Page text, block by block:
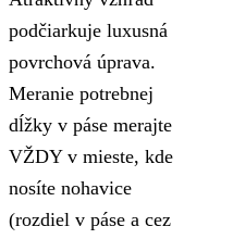
podčiarkuje luxusná
povrchová úprava.
Meranie potrebnej
dĺžky v páse merajte
VŽDY v mieste, kde
nosíte nohavice
(rozdiel v páse a cez